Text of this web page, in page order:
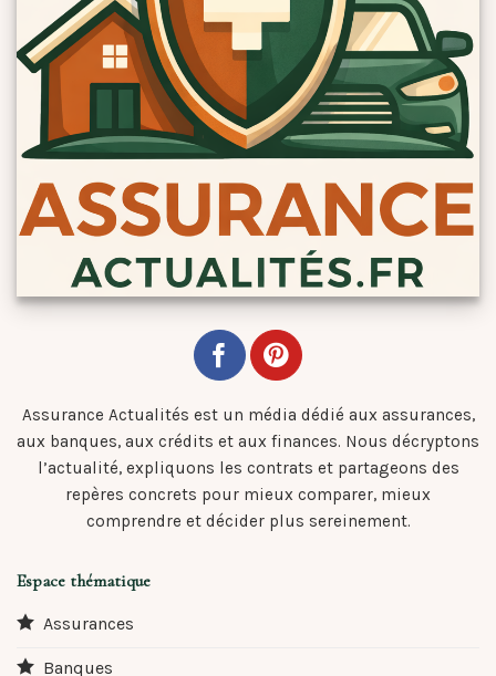
Assurance Actualités est un média dédié aux assurances,
aux banques, aux crédits et aux finances. Nous décryptons
l’actualité, expliquons les contrats et partageons des
repères concrets pour mieux comparer, mieux
comprendre et décider plus sereinement.
Espace thématique
Assurances
Banques